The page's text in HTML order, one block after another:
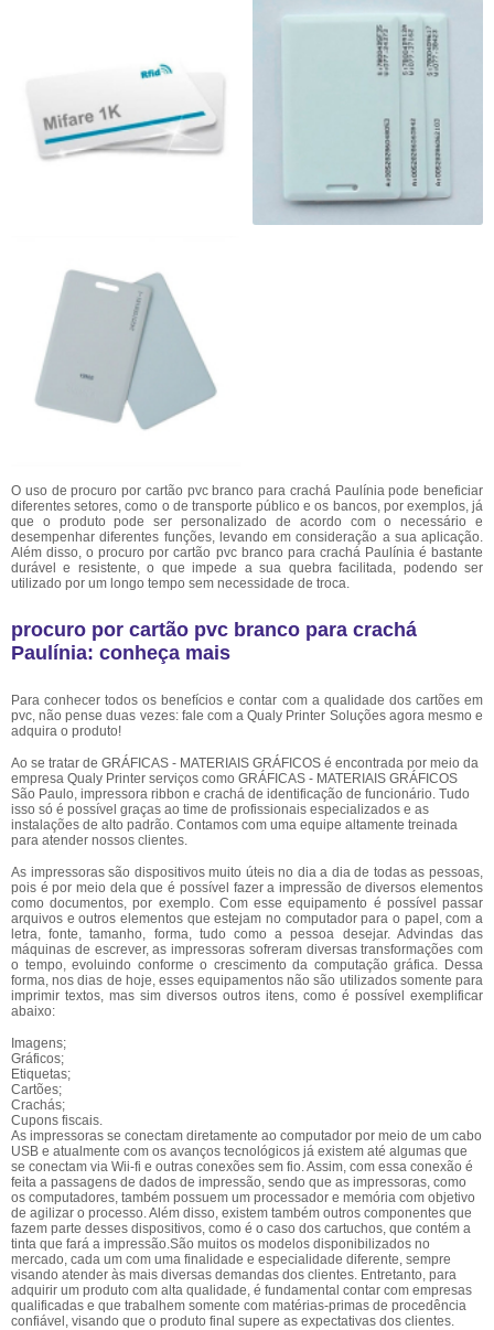
O uso de procuro por cartão pvc branco para crachá Paulínia pode beneficiar
diferentes setores, como o de transporte público e os bancos, por exemplos, já
que o produto pode ser personalizado de acordo com o necessário e
desempenhar diferentes funções, levando em consideração a sua aplicação.
Além disso, o procuro por cartão pvc branco para crachá Paulínia é bastante
durável e resistente, o que impede a sua quebra facilitada, podendo ser
utilizado por um longo tempo sem necessidade de troca.
procuro por cartão pvc branco para crachá
Paulínia: conheça mais
Para conhecer todos os benefícios e contar com a qualidade dos cartões em
pvc, não pense duas vezes: fale com a Qualy Printer Soluções agora mesmo e
adquira o produto!
Ao se tratar de GRÁFICAS - MATERIAIS GRÁFICOS é encontrada por meio da
empresa Qualy Printer serviços como GRÁFICAS - MATERIAIS GRÁFICOS
São Paulo, impressora ribbon e crachá de identificação de funcionário. Tudo
isso só é possível graças ao time de profissionais especializados e as
instalações de alto padrão. Contamos com uma equipe altamente treinada
para atender nossos clientes.
As impressoras são dispositivos muito úteis no dia a dia de todas as pessoas,
pois é por meio dela que é possível fazer a impressão de diversos elementos
como documentos, por exemplo. Com esse equipamento é possível passar
arquivos e outros elementos que estejam no computador para o papel, com a
letra, fonte, tamanho, forma, tudo como a pessoa desejar. Advindas das
máquinas de escrever, as impressoras sofreram diversas transformações com
o tempo, evoluindo conforme o crescimento da computação gráfica. Dessa
forma, nos dias de hoje, esses equipamentos não são utilizados somente para
imprimir textos, mas sim diversos outros itens, como é possível exemplificar
abaixo:
Imagens;
Gráficos;
Etiquetas;
Cartões;
Crachás;
Cupons fiscais.
As impressoras se conectam diretamente ao computador por meio de um cabo
USB e atualmente com os avanços tecnológicos já existem até algumas que
se conectam via Wii-fi e outras conexões sem fio. Assim, com essa conexão é
feita a passagens de dados de impressão, sendo que as impressoras, como
os computadores, também possuem um processador e memória com objetivo
de agilizar o processo. Além disso, existem também outros componentes que
fazem parte desses dispositivos, como é o caso dos cartuchos, que contém a
tinta que fará a impressão.São muitos os modelos disponibilizados no
mercado, cada um com uma finalidade e especialidade diferente, sempre
visando atender às mais diversas demandas dos clientes. Entretanto, para
adquirir um produto com alta qualidade, é fundamental contar com empresas
qualificadas e que trabalhem somente com matérias-primas de procedência
confiável, visando que o produto final supere as expectativas dos clientes.